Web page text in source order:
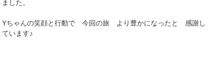
ました。
Yちゃんの笑顔と行動で 今回の旅 より豊かになったと 感謝し
ています♪